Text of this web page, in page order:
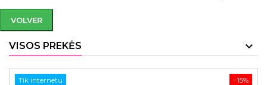
VOLVER
VISOS PREKĖS
−15%
Tik internetu